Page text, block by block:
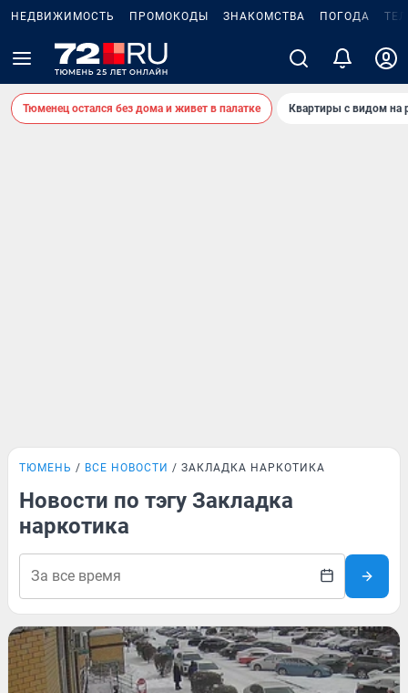
НЕДВИЖИМОСТЬ ПРОМОКОДЫ ЗНАКОМСТВА ПОГОДА
Тюменец остался без дома и живет в палатке Квартиры с видом на
ТЮМЕНЬ ВСЕ НОВОСТИ ЗАКЛАДКА НАРКОТИКА
Новости по тэгу Закладка
наркотика